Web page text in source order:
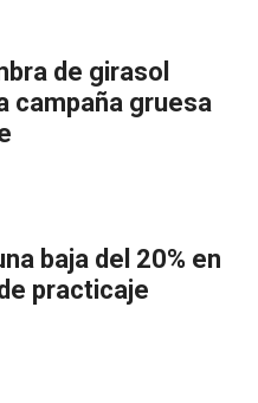
de girasol
campaña gruesa
baja del 20% en
practicaje